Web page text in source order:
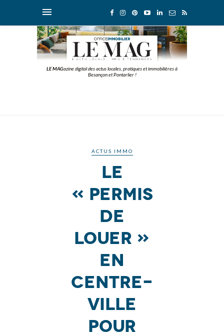
LE MAGazine digital des actus locales, pratiques et immobilières à
Besançon et Pontarlier !
ACTUS IMMO
Le
« permis
de
louer »
en
centre-
ville
pour